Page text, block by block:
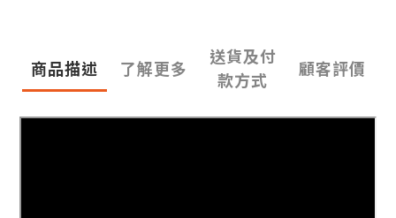
商品描述 了解更多
送貨及付
款方式
顧客評價